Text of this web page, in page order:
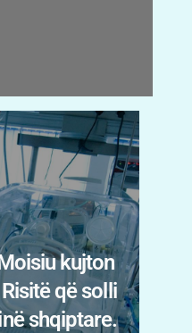
prek vetëm
Fatbardha
tregon
nuk duhen